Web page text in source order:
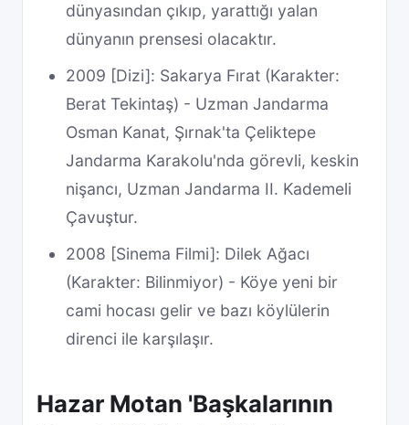
dünyasından çıkıp, yarattığı yalan
dünyanın prensesi olacaktır.
2009 [Dizi]: Sakarya Fırat (Karakter:
Berat Tekintaş) - Uzman Jandarma
Osman Kanat, Şırnak'ta Çeliktepe
Jandarma Karakolu'nda görevli, keskin
nişancı, Uzman Jandarma II. Kademeli
Çavuştur.
2008 [Sinema Filmi]: Dilek Ağacı
(Karakter: Bilinmiyor) - Köye yeni bir
cami hocası gelir ve bazı köylülerin
direnci ile karşılaşır.
Hazar Motan 'Başkalarının